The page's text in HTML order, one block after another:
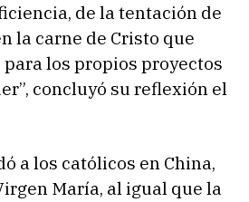
de la tentación de
la carne de Cristo que
los propios proyectos
concluyó su reflexión el
a los católicos en China,
María, al igual que la